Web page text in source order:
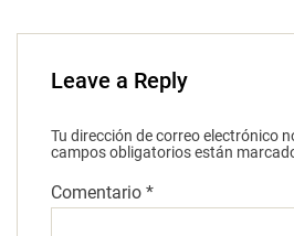
Leave a Reply
Tu dirección de correo electrónico
campos obligatorios están
Comentario *